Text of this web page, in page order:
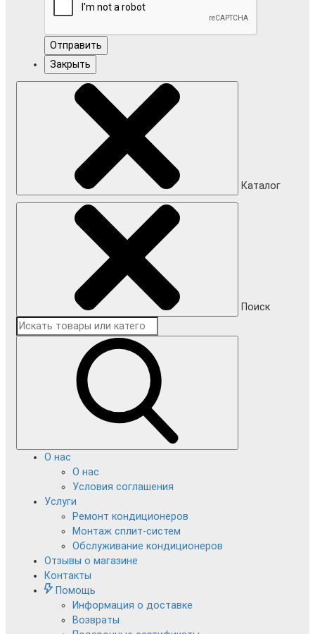
Отправить
Закрыть
Каталог
Поиск
О нас
О нас
Условия соглашения
Услуги
Ремонт кондиционеров
Монтаж сплит-систем
Обслуживание кондиционеров
Отзывы о магазине
Контакты
Помощь
Информация о доставке
Возвраты